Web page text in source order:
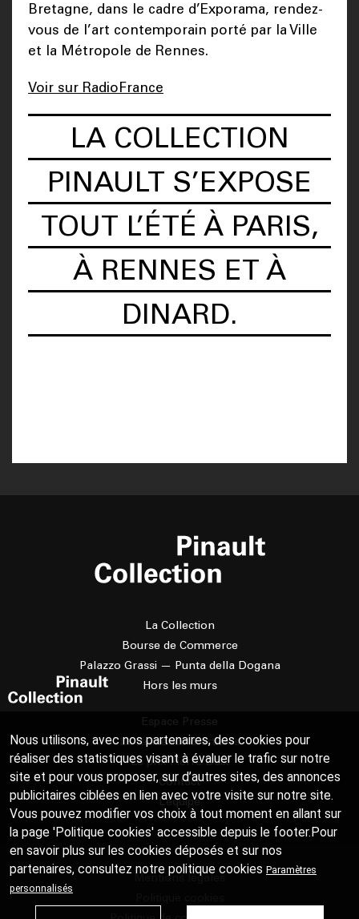
Bretagne, dans le cadre d’Exporama, rendez-
vous de l’art contemporain porté par la Ville
et la Métropole de Rennes.
Voir sur RadioFrance
LA COLLECTION
PINAULT S’EXPOSE
TOUT L’ÉTÉ À PARIS,
À RENNES ET À
DINARD.
La Collection
Bourse de Commerce
Palazzo Grassi — Punta della Dogana
Hors les murs
Espace Presse
La résidence d'artistes
Le prix Pierre Daix
Contact
L’équipe
Mentions légales
Nous utilisons, avec nos partenaires, des cookies pour
réaliser des statistiques visant à évaluer le trafic sur notre
site et pour vous proposer, sur d’autres sites, des annonces
publicitaires ciblées en lien avec votre visite sur notre site.
Vous pouvez modifier vos choix à tout moment en allant sur
la page 'Politique cookies' accessible depuis le footer.Pour
en savoir plus sur les cookies déposés et sur nos
partenaires, consultez notre politique cookies Paramètres
personnalisés